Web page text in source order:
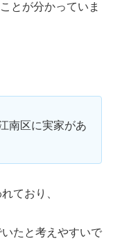
とが分かっていま
南区に実家があ
ており、
たと考えやすいで